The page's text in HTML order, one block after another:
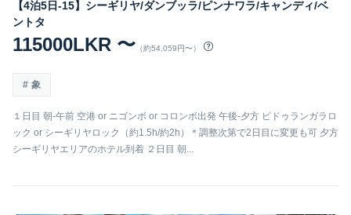
【4泊5日-15】シーギリヤ/ダンブッラ/ピンナワラ/キャンディ/ベ
ントタ
115000LKR 〜 （約54,059円〜）
象
１日目 朝-午前 空港 or ニゴンボ or コロンボ出発 午後-夕方 ピドゥランガラロ
ック or シーギリヤロック（約1.5h/約2h）＊調整次第で2日目に変更も可 夕方
シーギリヤエリアのホテル到着 ２日目 朝...